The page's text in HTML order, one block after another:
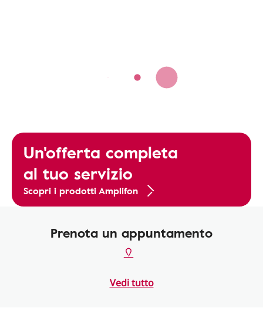
Un'offerta completa
al tuo servizio
Scopri i prodotti Amplifon
Prenota un appuntamento
Vedi tutto